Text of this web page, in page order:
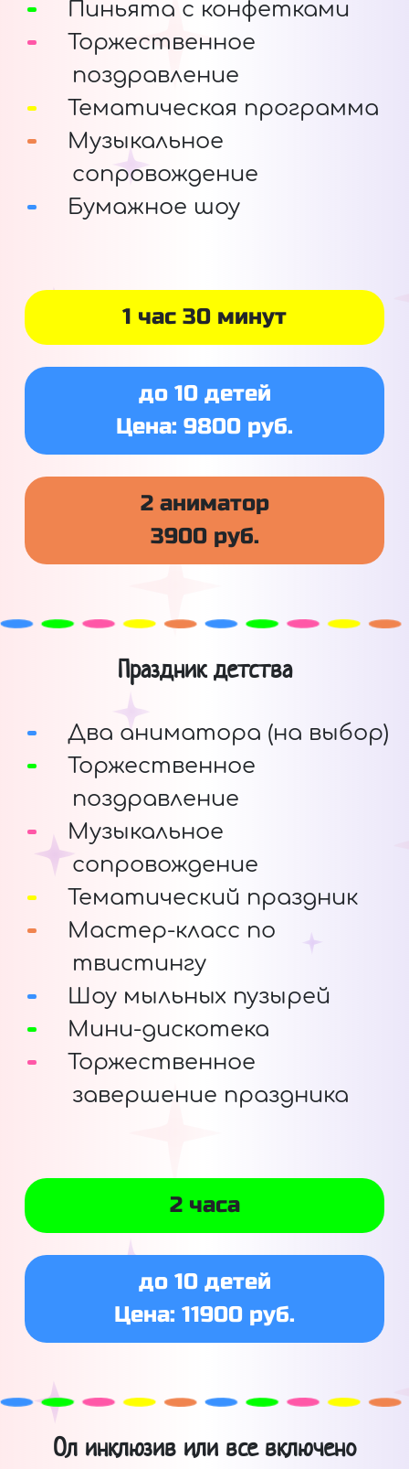
Пиньята с конфетками
Торжественное
поздравление
Тематическая программа
Музыкальное
сопровождение
Бумажное шоу
1 час 30 минут
до 10 детей
Цена: 9800 руб.
2 аниматор
3900 руб.
Праздник детства
Два аниматора (на выбор)
Торжественное
поздравление
Музыкальное
сопровождение
Тематический праздник
Мастер-класс по
твистингу
Шоу мыльных пузырей
Мини-дискотека
Торжественное
завершение праздника
2 часа
до 10 детей
Цена: 11900 руб.
Ол инклюзив или все включено